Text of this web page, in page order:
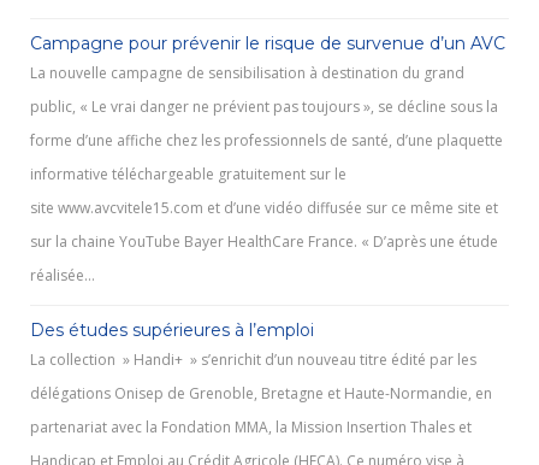
Campagne pour prévenir le risque de survenue d’un AVC
La nouvelle campagne de sensibilisation à destination du grand
public, « Le vrai danger ne prévient pas toujours », se décline sous la
forme d’une affiche chez les professionnels de santé, d’une plaquette
informative téléchargeable gratuitement sur le
site www.avcvitele15.com et d’une vidéo diffusée sur ce même site et
sur la chaine YouTube Bayer HealthCare France. « D’après une étude
réalisée…
Des études supérieures à l’emploi
La collection » Handi+ » s’enrichit d’un nouveau titre édité par les
délégations Onisep de Grenoble, Bretagne et Haute-Normandie, en
partenariat avec la Fondation MMA, la Mission Insertion Thales et
Handicap et Emploi au Crédit Agricole (HECA). Ce numéro vise à